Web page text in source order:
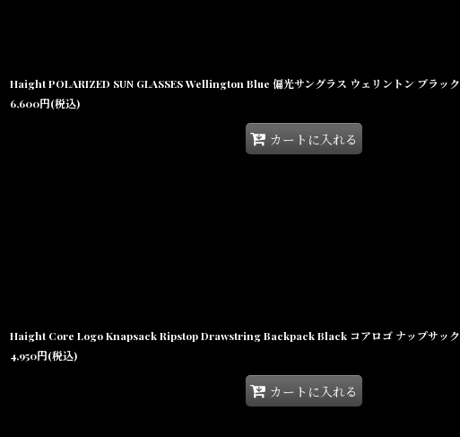
Haight POLARIZED SUN GLASSES Wellington Blue 偏光サングラス ウェリントン ブラック
6,600円(税込)
カートに入れる
4,950円(税込)
カートに入れる